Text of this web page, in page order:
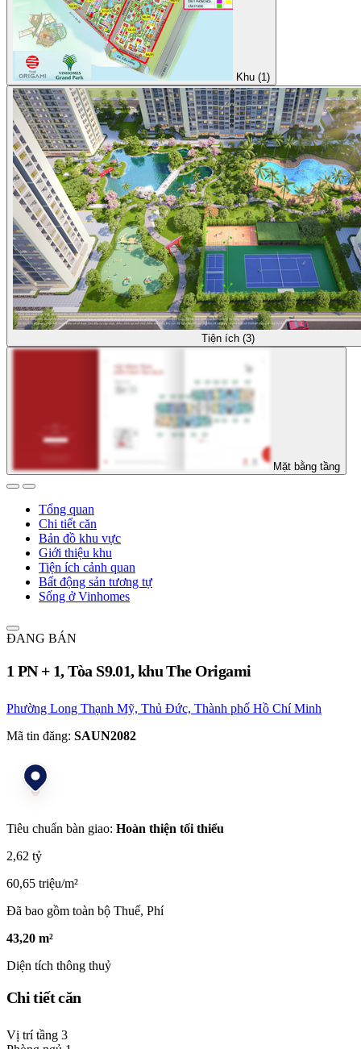
Khu (1)
Tiện ích (3)
Mặt bằng tầng
Tổng quan
Chi tiết căn
Bản đồ khu vực
Giới thiệu khu
Tiện ích cảnh quan
Bất động sản tương tự
Sống ở Vinhomes
ĐANG BÁN
1 PN + 1, Tòa S9.01, khu The Origami
Phường Long Thạnh Mỹ, Thủ Đức, Thành phố Hồ Chí Minh
Mã tin đăng: SAUN2082
Tiêu chuẩn bàn giao: Hoàn thiện tối thiểu
2,62 tỷ
60,65 triệu/m²
Đã bao gồm toàn bộ Thuế, Phí
43,20 m²
Diện tích thông thuỷ
Chi tiết căn
Vị trí tầng 3